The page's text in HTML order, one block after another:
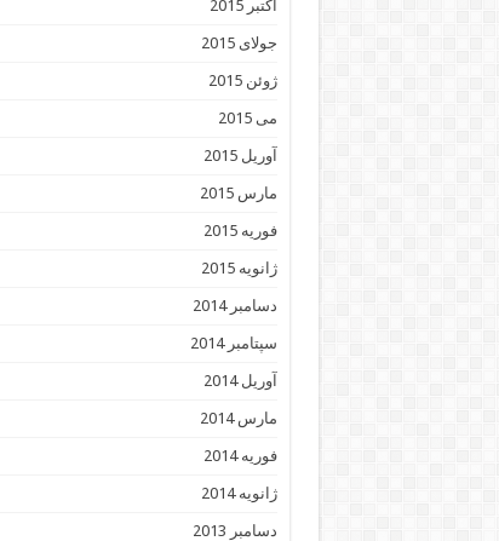
اکتبر 2015
جولای 2015
ژوئن 2015
می 2015
آوریل 2015
مارس 2015
فوریه 2015
ژانویه 2015
دسامبر 2014
سپتامبر 2014
آوریل 2014
مارس 2014
فوریه 2014
ژانویه 2014
دسامبر 2013